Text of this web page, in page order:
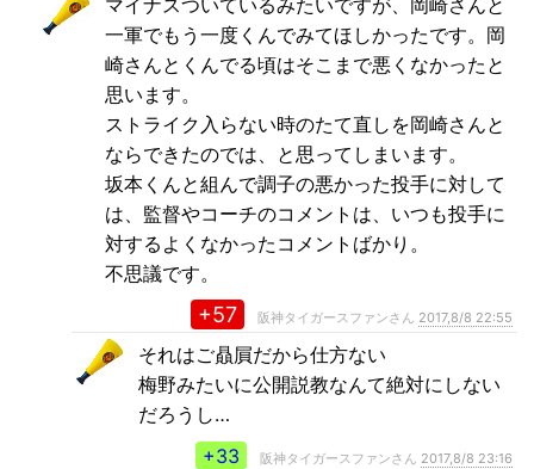
一軍でもう一度くんでみてほしかったです。岡
崎さんとくんでる頃はそこまで悪くなかったと
思います。
ストライク入らない時のたて直しを岡崎さんと
ならできたのでは、と思ってしまいます。
坂本くんと組んで調子の悪かった投手に対して
は、監督やコーチのコメントは、いつも投手に
対するよくなかったコメントばかり。
不思議です。
+57 阪神タイガースファンさん 2017,8/8 22:55
それはご贔屓だから仕方ない
梅野みたいに公開説教なんて絶対にしない
だろうし…
+33
阪神タイガースファンさん 2017,8/8 23:16